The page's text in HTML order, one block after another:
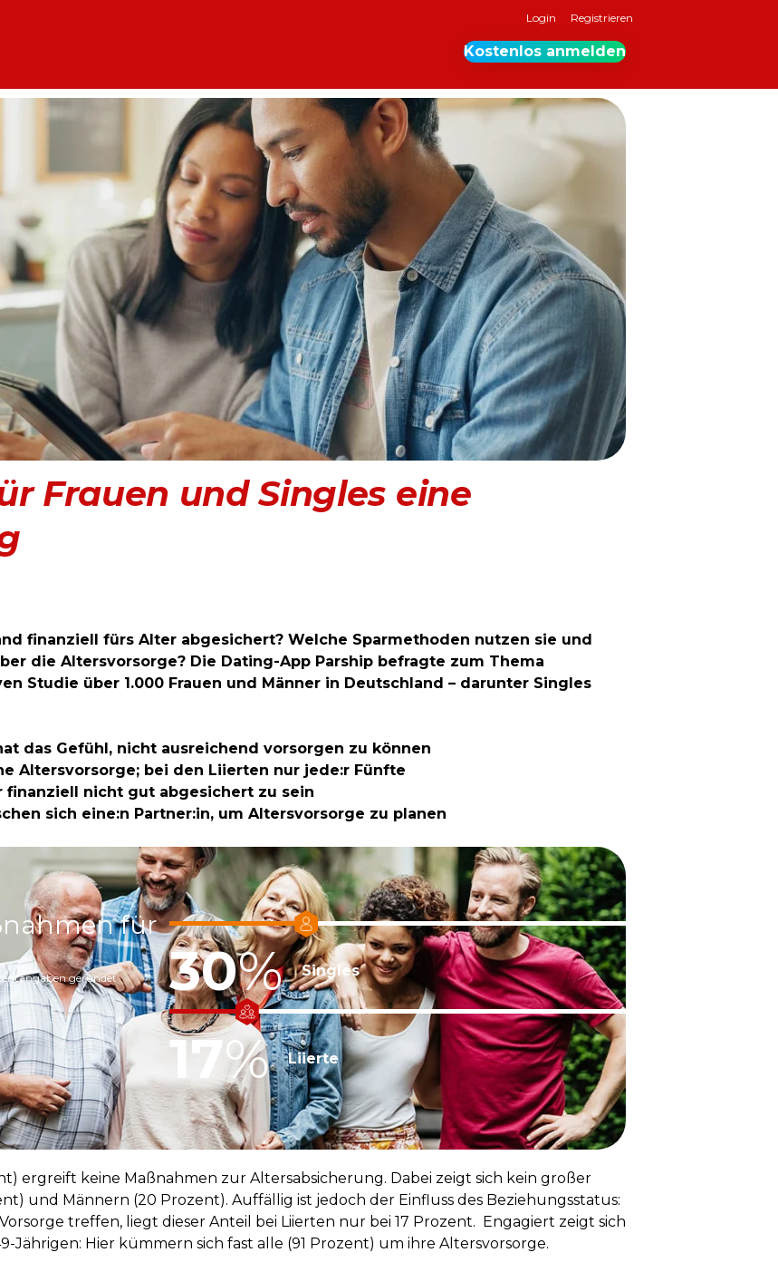
Login Registrieren
Kostenlos anmelden
Frauen und Singles eine
finanziell fürs Alter abgesichert? Welche Sparmethoden nutzen sie und
die Altersvorsorge? Die Dating-App Parship befragte zum Thema
Studie über 1.000 Frauen und Männer in Deutschland – darunter Singles
das Gefühl, nicht ausreichend vorsorgen zu können
Altersvorsorge; bei den Liierten nur jede:r Fünfte
finanziell nicht gut abgesichert zu sein
sich eine:n Partner:in, um Altersvorsorge zu planen
für
gerundet 30% Singles
17% Liierte
ergreift keine Maßnahmen zur Altersabsicherung. Dabei zeigt sich kein großer
und Männern (20 Prozent). Auffällig ist jedoch der Einfluss des Beziehungsstatus:
treffen, liegt dieser Anteil bei Liierten nur bei 17 Prozent. Engagiert zeigt sich
Jährigen: Hier kümmern sich fast alle (91 Prozent) um ihre Altersvorsorge.